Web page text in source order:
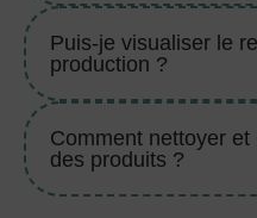
Puis-je visualiser le
production ?
Comment nettoyer
des produits ?